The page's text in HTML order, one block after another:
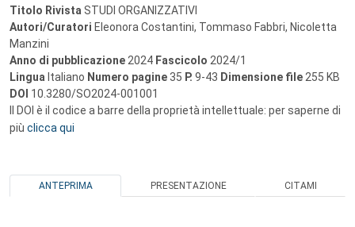
Titolo Rivista STUDI ORGANIZZATIVI
Autori/Curatori Eleonora Costantini, Tommaso Fabbri, Nicoletta
Manzini
Anno di pubblicazione 2024 Fascicolo 2024/1
Lingua Italiano Numero pagine 35 P. 9-43 Dimensione file 255 KB
DOI 10.3280/SO2024-001001
Il DOI è il codice a barre della proprietà intellettuale: per saperne di
più clicca qui
ANTEPRIMA PRESENTAZIONE CITAMI